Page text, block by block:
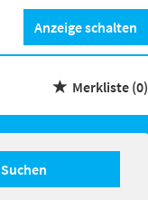
Anzeige schalten
Merkliste (0)
Suchen